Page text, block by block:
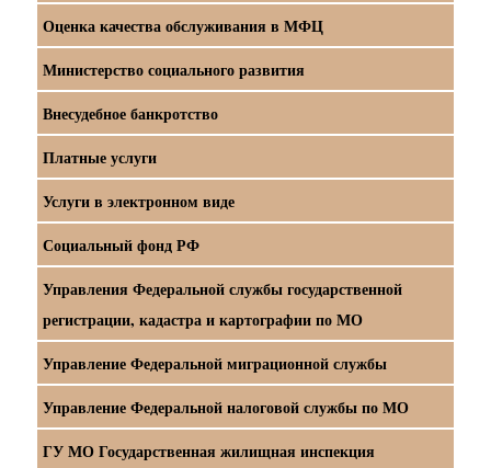
Оценка качества обслуживания в МФЦ
Министерство социального развития
Внесудебное банкротство
Платные услуги
Услуги в электронном виде
Социальный фонд РФ
Управления Федеральной службы государственной
регистрации, кадастра и картографии по МО
Управление Федеральной миграционной службы
Управление Федеральной налоговой службы по МО
ГУ МО Государственная жилищная инспекция